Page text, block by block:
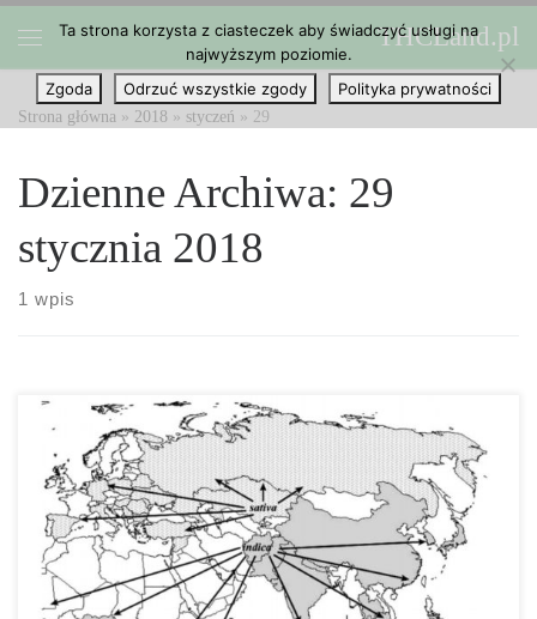
Przejdź do treści THCLand.pl
Strona główna » 2018 » styczeń » 29
Dzienne Archiwa: 29
stycznia 2018
1 wpis
Firmy, które legalnie dostarczają marihuanę, spotykają się z
konsumentami tylko pod ustalonym adresem zamieszkania –
unikają one raczej kasyn, hoteli, klubów ze striptizem, parków
oraz parkingów. Las Vegas – przemysł cannabis w Nevada
przyspiesza, zostaje wprowadzona usługa dostarczania marihuany
do […]
Ta strona korzysta z ciasteczek aby świadczyć usługi na
najwyższym poziomie.
Zgoda
Odrzuć wszystkie zgody Polityka prywatności